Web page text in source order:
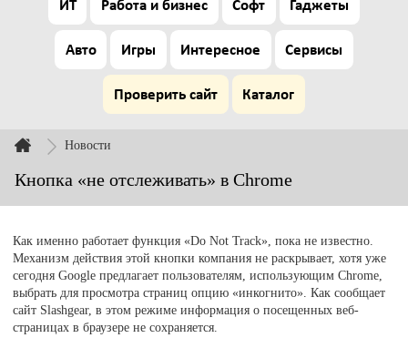
ИТ Работа и бизнес Софт Гаджеты
Авто Игры Интересное Сервисы
Проверить сайт Каталог
Новости
Кнопка «не отслеживать» в Chrome
Как именно работает функция «Do Not Track», пока не известно.
Механизм действия этой кнопки компания не раскрывает, хотя уже
сегодня Google предлагает пользователям, использующим Chrome,
выбрать для просмотра страниц опцию «инкогнито». Как сообщает
сайт Slashgear, в этом режиме информация о посещенных веб-
страницах в браузере не сохраняется.